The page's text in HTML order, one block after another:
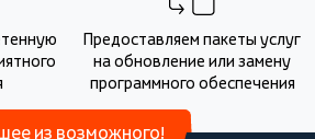
Предоставляем пакеты услуг
на обновление или замену
программного обеспечения
из возможного!